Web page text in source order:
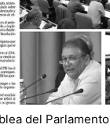
del